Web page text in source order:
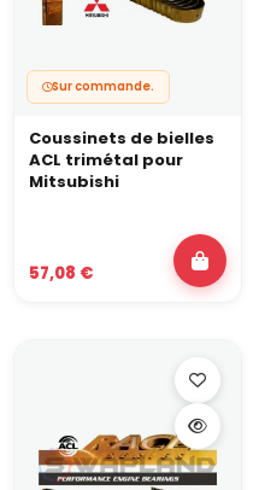
Sur commande.
Coussinets de bielles
ACL trimétal pour
Mitsubishi
57,08 €